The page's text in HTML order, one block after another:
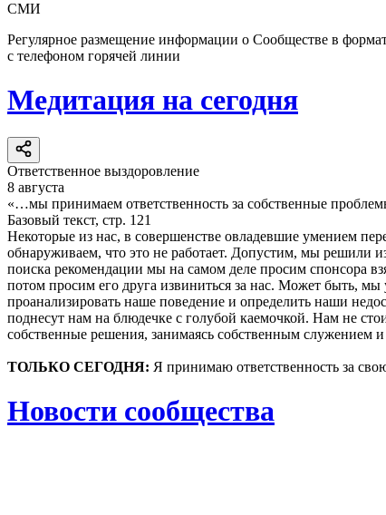
СМИ
Регулярное размещение информации о Сообществе в
с телефоном горячей линии
Медитация на сегодня
Ответственное выздоровление
8 августа
«…мы принимаем ответственность за собственные
Базовый текст, стр. 121
Некоторые из нас, в совершенстве овладевшие умением
обнаруживаем, что это не работает. Допустим, мы решили
поиска рекомендации мы на самом деле просим спонсора
потом просим его друга извиниться за нас. Может быть,
проанализировать наше поведение и определить наши
поднесут нам на блюдечке с голубой каемочкой. Нам не
собственные решения, занимаясь собственным служением
ТОЛЬКО СЕГОДНЯ: Я принимаю ответственность за
Новости сообщества